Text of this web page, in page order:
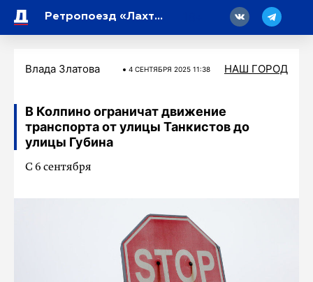
Ретропоезд «Лахта» перевез 8,6 тысячи пассажиров на мероприятия в Петербурге и Ленобласти
Влада Златова 4 СЕНТЯБРЯ 2025 11:38 НАШ ГОРОД
В Колпино ограничат движение
транспорта от улицы Танкистов до
улицы Губина
С 6 сентября